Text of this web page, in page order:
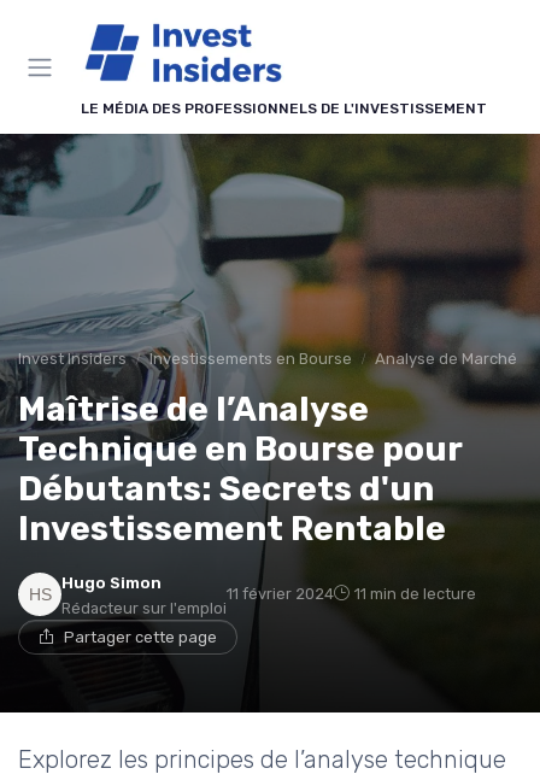
LE MÉDIA DES PROFESSIONNELS DE L'INVESTISSEMENT
Invest Insiders Investissements en Bourse Analyse de Marché
Maîtrise de l’Analyse
Technique en Bourse pour
Débutants: Secrets d'un
Investissement Rentable
Hugo Simon
Rédacteur sur l'emploi
11 février 2024 11 min de lecture
Partager cette page
Explorez les principes de l’analyse technique